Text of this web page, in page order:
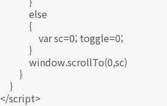
else
{
var sc=0; toggle=0;
}
window.scrollTo(0,sc)
}
}
</script>